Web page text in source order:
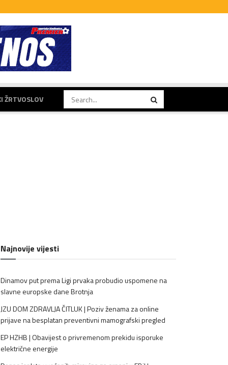
ŽRTVOSLOV
Najnovije vijesti
Dinamov put prema Ligi prvaka probudio uspomene na
slavne europske dane Brotnja
JZU DOM ZDRAVLJA ČITLUK | Poziv ženama za online
prijave na besplatan preventivni mamografski pregled
EP HZHB | Obavijest o privremenom prekidu isporuke
električne energije